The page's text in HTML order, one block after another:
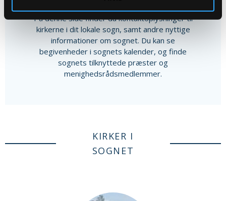
Andet indhold
På denne side finder du kontaktoplysninger til
kirkerne i dit lokale sogn, samt andre nyttige
informationer om sognet. Du kan se
begivenheder i sognets kalender, og finde
sognets tilknyttede præster og
menighedsrådsmedlemmer.
KIRKER I
SOGNET